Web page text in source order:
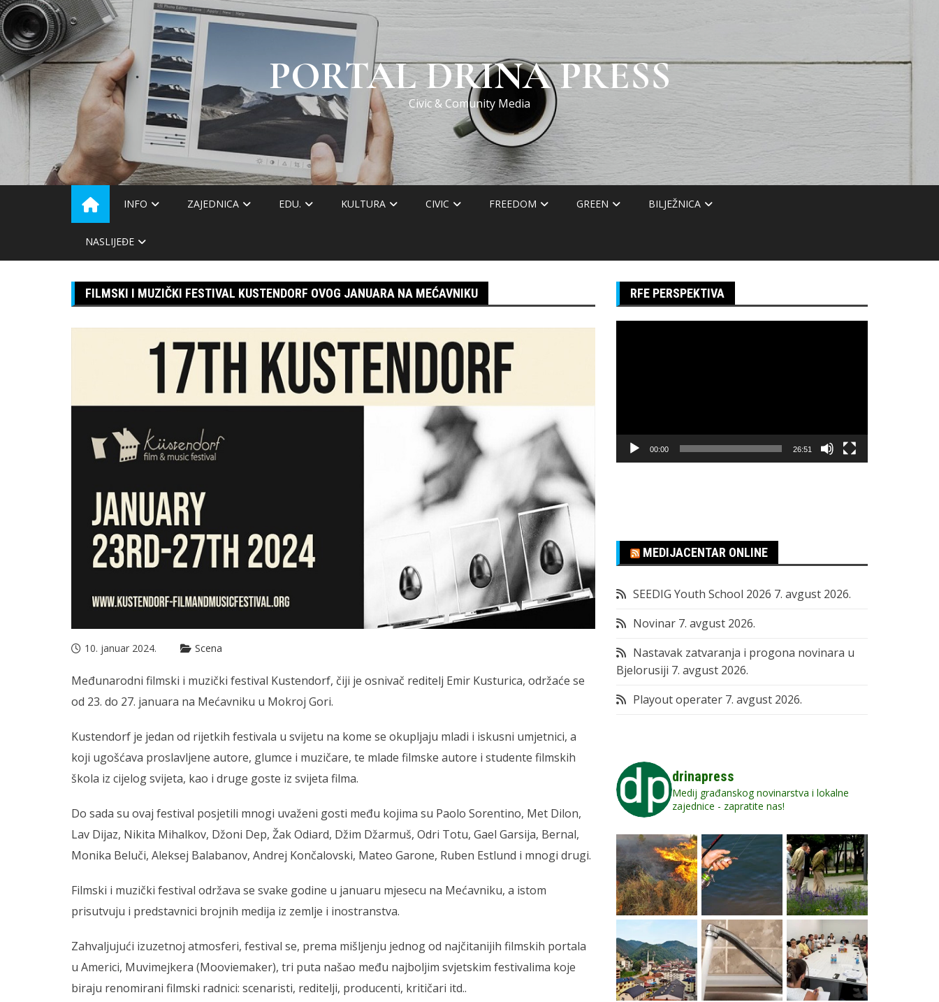
Skip
to
content
PORTAL DRINA PRESS
Civic & Comunity Media
INFO ZAJEDNICA EDU. KULTURA CIVIC FREEDOM GREEN BILJEŽNICA
NASLIJEĐE
FILMSKI I MUZIČKI FESTIVAL KUSTENDORF OVOG JANUARA NA MEĆAVNIKU
10. januar 2024. Scena
Međunarodni filmski i muzički festival Kustendorf, čiji je osnivač reditelj Emir Kusturica, održaće se
od 23. do 27. januara na Mećavniku u Mokroj Gori.
Kustendorf je jedan od rijetkih festivala u svijetu na kome se okupljaju mladi i iskusni umjetnici, a
koji ugošćava proslavljene autore, glumce i muzičare, te mlade filmske autore i studente filmskih
škola iz cijelog svijeta, kao i druge goste iz svijeta filma.
Do sada su ovaj festival posjetili mnogi uvaženi gosti među kojima su Paolo Sorentino, Met Dilon,
Lav Dijaz, Nikita Mihalkov, Džoni Dep, Žak Odiard, Džim Džarmuš, Odri Totu, Gael Garsija, Bernal,
Monika Beluči, Aleksej Balabanov, Andrej Končalovski, Mateo Garone, Ruben Estlund i mnogi drugi.
Filmski i muzički festival održava se svake godine u januaru mjesecu na Mećavniku, a istom
prisutvuju i predstavnici brojnih medija iz zemlje i inostranstva.
Zahvaljujući izuzetnoj atmosferi, festival se, prema mišljenju jednog od najčitanijih filmskih portala
u Americi, Muvimejkera (Mooviemaker), tri puta našao među najboljim svjetskim festivalima koje
biraju renomirani filmski radnici: scenaristi, reditelji, producenti, kritičari itd..
RFE PERSPEKTIVA
00:00 26:51
MEDIJACENTAR ONLINE
SEEDIG Youth School 2026 7. avgust 2026.
Novinar 7. avgust 2026.
Nastavak zatvaranja i progona novinara u
Bjelorusiji 7. avgust 2026.
Playout operater 7. avgust 2026.
drinapress
Medij građanskog novinarstva i lokalne
zajednice - zapratite nas!